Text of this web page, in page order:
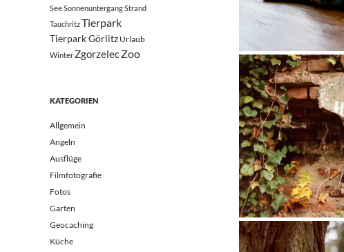
SeeSonnenuntergangStrand
TauchritzTierpark
Tierpark Görlitz Urlaub
Winter ZgorzelecZoo
KATEGORIEN
Allgemein
Angeln
Ausflüge
Filmfotografie
Fotos
Garten
Geocaching
Küche